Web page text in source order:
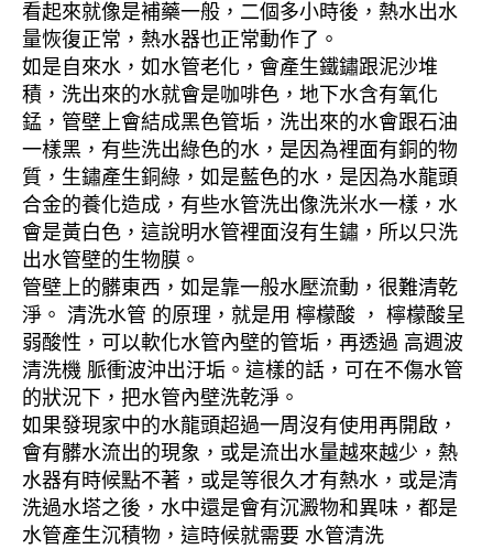
看起來就像是補藥一般，二個多小時後，熱水出水
量恢復正常，熱水器也正常動作了。
如是自來水，如水管老化，會產生鐵鏽跟泥沙堆
積，洗出來的水就會是咖啡色，地下水含有氧化
錳，管壁上會結成黑色管垢，洗出來的水會跟石油
一樣黑，有些洗出綠色的水，是因為裡面有銅的物
質，生鏽產生銅綠，如是藍色的水，是因為水龍頭
合金的養化造成，有些水管洗出像洗米水一樣，水
會是黃白色，這說明水管裡面沒有生鏽，所以只洗
出水管壁的生物膜。
管壁上的髒東西，如是靠一般水壓流動，很難清乾
淨。 清洗水管 的原理，就是用 檸檬酸 ， 檸檬酸呈
弱酸性，可以軟化水管內壁的管垢，再透過 高週波
清洗機 脈衝波沖出汙垢。這樣的話，可在不傷水管
的狀況下，把水管內壁洗乾淨。
如果發現家中的水龍頭超過一周沒有使用再開啟，
會有髒水流出的現象，或是流出水量越來越少，熱
水器有時候點不著，或是等很久才有熱水，或是清
洗過水塔之後，水中還是會有沉澱物和異味，都是
水管產生沉積物，這時候就需要 水管清洗